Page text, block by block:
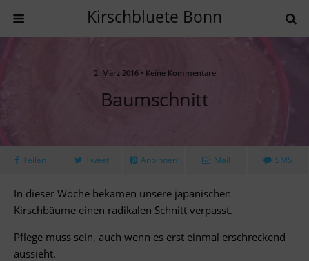
Kirschbluete Bonn
2. März 2016 • Keine Kommentare
Baumschnitt
Teilen Tweet Anpinnen Mail SMS
In dieser Woche bekamen unsere japanischen
Kirschbäume einen radikalen Schnitt verpasst.
Pflege muss sein, auch wenn es erst einmal erschreckend
aussieht.